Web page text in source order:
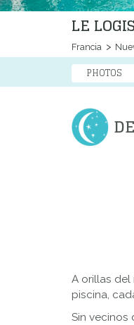
LE
Francia
PHOTOS
A orillas del
piscina,
Sin vecinos